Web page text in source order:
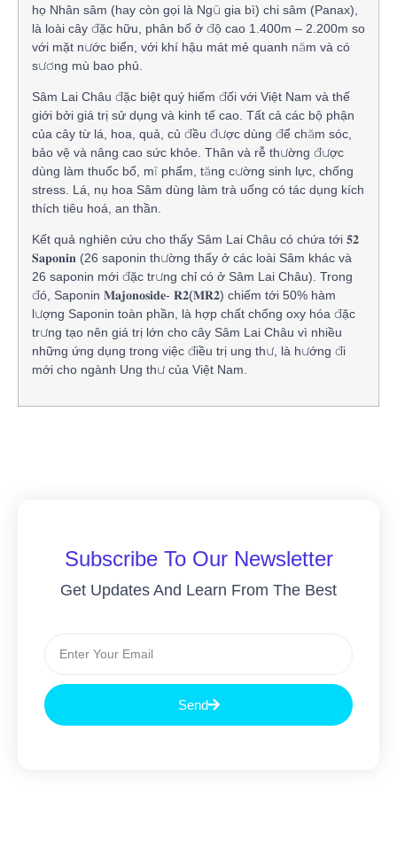
họ Nhân sâm (hay còn gọi là Ngũ gia bì) chi sâm (Panax),
là loài cây đặc hữu, phân bố ở độ cao 1.400m – 2.200m so
với mặt nước biển, với khí hậu mát mẻ quanh năm và có
sương mù bao phủ.
Sâm Lai Châu đặc biệt quý hiếm đối với Việt Nam và thế
giới bởi giá trị sử dụng và kinh tế cao. Tất cả các bộ phận
của cây từ lá, hoa, quả, củ đều được dùng để chăm sóc,
bảo vệ và nâng cao sức khỏe. Thân và rễ thường được
dùng làm thuốc bổ, mĩ phẩm, tăng cường sinh lực, chống
stress. Lá, nụ hoa Sâm dùng làm trà uống có tác dụng kích
thích tiêu hoá, an thần.
Kết quả nghiên cứu cho thấy Sâm Lai Châu có chứa tới 𝟓𝟐
𝐒𝐚𝐩𝐨𝐧𝐢𝐧 (26 saponin thường thấy ở các loài Sâm khác và
26 saponin mới đặc trưng chỉ có ở Sâm Lai Châu). Trong
đó, Saponin 𝐌𝐚𝐣𝐨𝐧𝐨𝐬𝐢𝐝𝐞- 𝐑𝟐(𝐌𝐑𝟐) chiếm tới 50% hàm
lượng Saponin toàn phần, là hợp chất chống oxy hóa đặc
trưng tạo nên giá trị lớn cho cây Sâm Lai Châu vì nhiều
những ứng dụng trong việc điều trị ung thư, là hướng đi
mới cho ngành Ung thư của Việt Nam.
Subscribe To Our Newsletter
Get Updates And Learn From The Best
Send